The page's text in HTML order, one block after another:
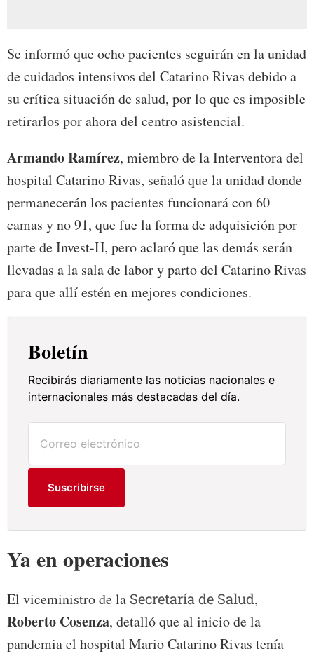
Se informó que ocho pacientes seguirán en la unidad
de cuidados intensivos del Catarino Rivas debido a
su crítica situación de salud, por lo que es imposible
retirarlos por ahora del centro asistencial.
Armando Ramírez, miembro de la Interventora del
hospital Catarino Rivas, señaló que la unidad donde
permanecerán los pacientes funcionará con 60
camas y no 91, que fue la forma de adquisición por
parte de Invest-H, pero aclaró que las demás serán
llevadas a la sala de labor y parto del Catarino Rivas
para que allí estén en mejores condiciones.
Boletín
Recibirás diariamente las noticias nacionales e
internacionales más destacadas del día.
Suscribirse
Ya en operaciones
El viceministro de la Secretaría de Salud,
Roberto Cosenza, detalló que al inicio de la
pandemia el hospital Mario Catarino Rivas tenía